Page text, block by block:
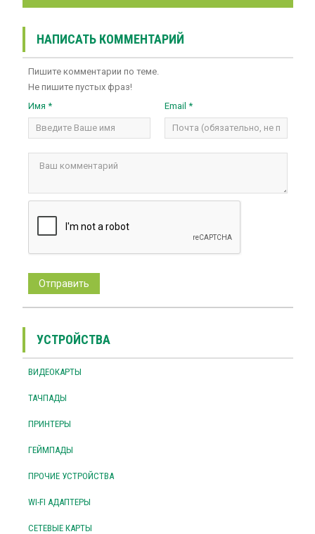
НАПИСАТЬ КОММЕНТАРИЙ
Пишите комментарии по теме.
Не пишите пустых фраз!
Имя *
Email *
УСТРОЙСТВА
ВИДЕОКАРТЫ
ТАЧПАДЫ
ПРИНТЕРЫ
ГЕЙМПАДЫ
ПРОЧИЕ УСТРОЙСТВА
WI-FI АДАПТЕРЫ
СЕТЕВЫЕ КАРТЫ